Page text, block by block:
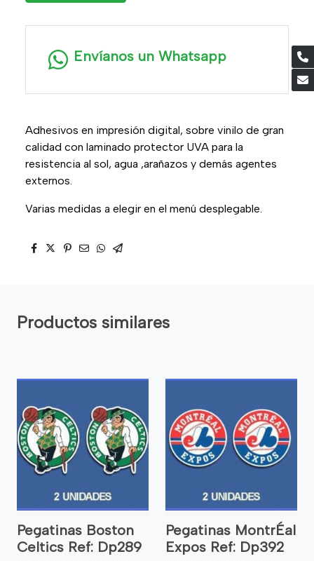
Envíanos un Whatsapp
Adhesivos en impresión digital, sobre vinilo de gran
calidad con laminado protector UVA para la
resistencia al sol, agua ,arañazos y demás agentes
externos.
Varias medidas a elegir en el menú desplegable.
Productos similares
Pegatinas Boston
Celtics Ref: Dp289
Pegatinas MontrÉal
Expos Ref: Dp392